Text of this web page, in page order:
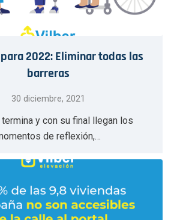
2022: Eliminar todas las
barreras
30 diciembre, 2021
termina y con su final llegan los
de reflexión,…